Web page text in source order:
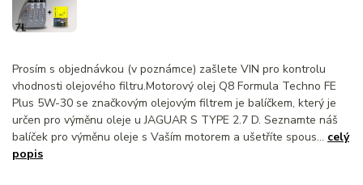
Prosím s objednávkou (v poznámce) zašlete VIN pro kontrolu
vhodnosti olejového filtru.Motorový olej Q8 Formula Techno FE
Plus 5W-30 se značkovým olejovým filtrem je balíčkem, který je
určen pro výměnu oleje u JAGUAR S TYPE 2.7 D. Seznamte náš
balíček pro výměnu oleje s Vaším motorem a ušetříte spous... celý
popis